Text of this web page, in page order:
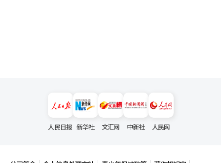
人民日报 新华社 文汇网 中新社 人民网